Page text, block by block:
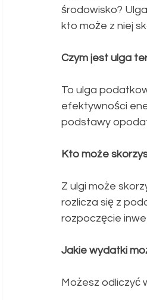
środowisko?
kto może z niej
​Czym jest ulga
​To ulga
efektywności
podstawy
​Kto może
​Z ulgi może
rozlicza się z
rozpoczęcie
​Jakie wydatki
​Możesz odliczyć